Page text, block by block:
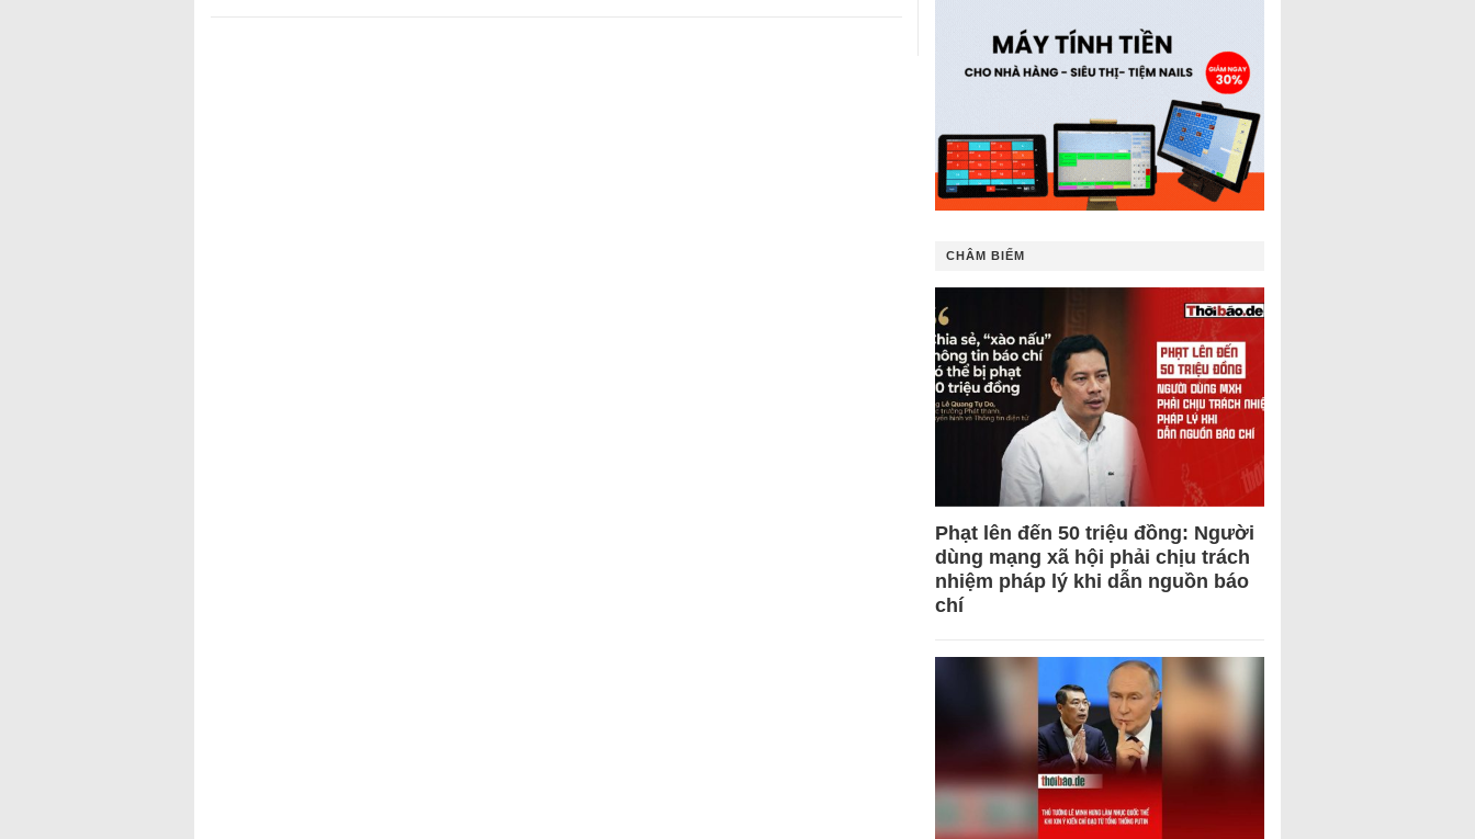
CHÂM BIẾM
Phạt lên đến 50 triệu đồng: Người
dùng mạng xã hội phải chịu trách
nhiệm pháp lý khi dẫn nguồn báo
chí